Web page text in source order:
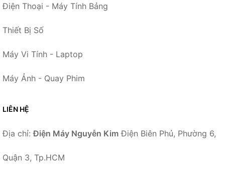
Điện Thoại - Máy Tính Bảng
Thiết Bị Số
Máy Vi Tính - Laptop
Máy Ảnh - Quay Phim
LIÊN HỆ
Địa chỉ:Điện Máy Nguyễn Kim Điện Biên Phủ, Phường 6,
Quận 3, Tp.HCM